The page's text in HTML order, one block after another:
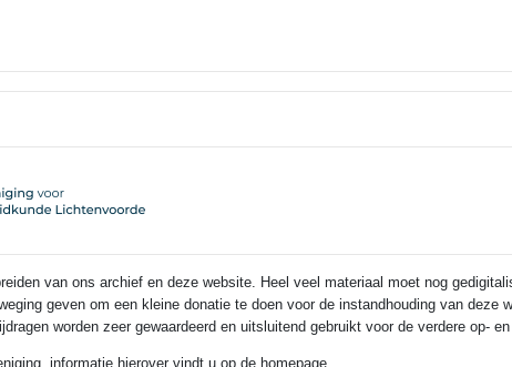
van ons archief en deze website. Heel veel materiaal moet nog
geven om een kleine donatie te doen voor de instandhouding van deze
worden zeer gewaardeerd en uitsluitend gebruikt voor de verdere op-
informatie hierover vindt u op de homepage.